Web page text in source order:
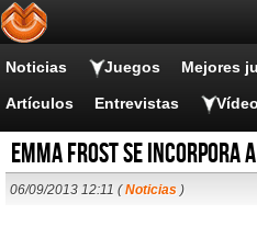
Noticias Juegos Mejores
Artículos Entrevistas
Emma Frost se incorpora
06/09/2013 12:11 (Noticias )